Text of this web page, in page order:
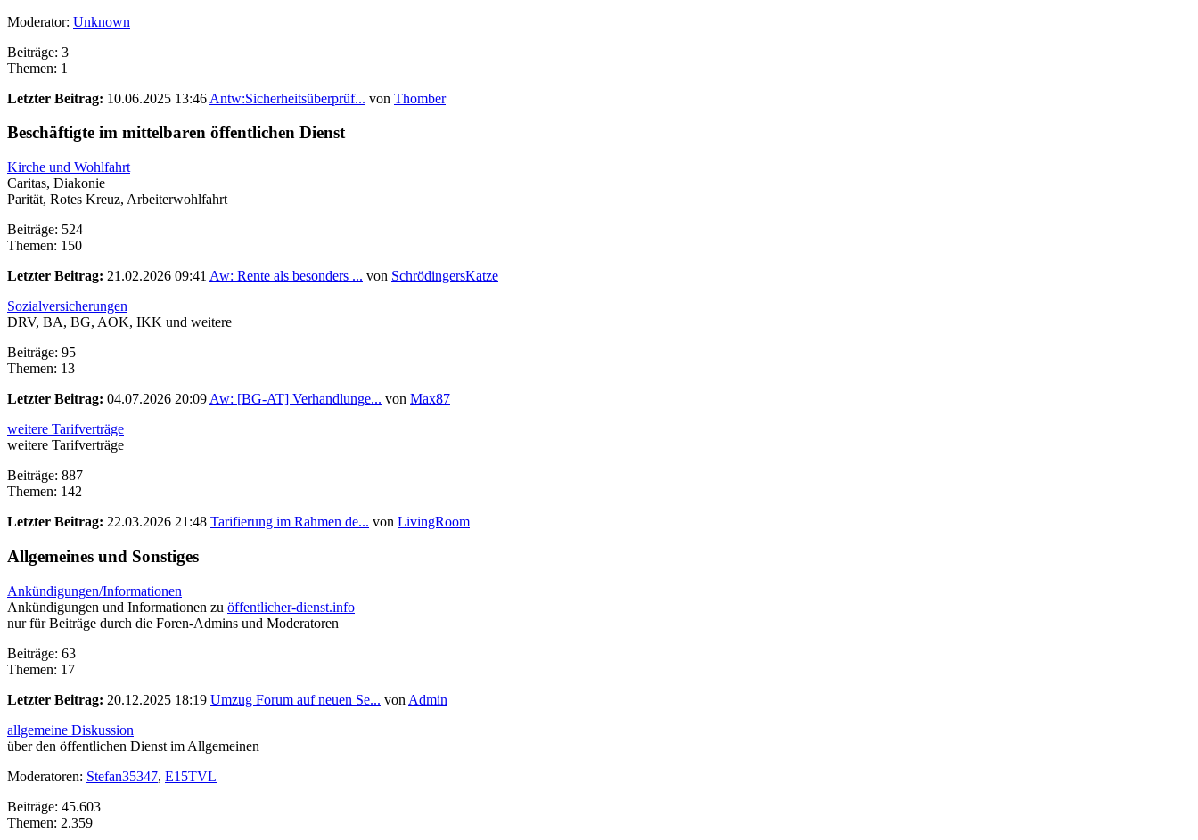
Moderator: Unknown
Beiträge: 3
Themen: 1
Letzter Beitrag: 10.06.2025 13:46 Antw:Sicherheitsüberprüf... von Thomber
Beschäftigte im mittelbaren öffentlichen Dienst
Kirche und Wohlfahrt
Caritas, Diakonie
Parität, Rotes Kreuz, Arbeiterwohlfahrt
Beiträge: 524
Themen: 150
Letzter Beitrag: 21.02.2026 09:41 Aw: Rente als besonders ... von SchrödingersKatze
Sozialversicherungen
DRV, BA, BG, AOK, IKK und weitere
Beiträge: 95
Themen: 13
Letzter Beitrag: 04.07.2026 20:09 Aw: [BG-AT] Verhandlunge... von Max87
weitere Tarifverträge
weitere Tarifverträge
Beiträge: 887
Themen: 142
Letzter Beitrag: 22.03.2026 21:48 Tarifierung im Rahmen de... von LivingRoom
Allgemeines und Sonstiges
Ankündigungen/Informationen
Ankündigungen und Informationen zu öffentlicher-dienst.info
nur für Beiträge durch die Foren-Admins und Moderatoren
Beiträge: 63
Themen: 17
Letzter Beitrag: 20.12.2025 18:19 Umzug Forum auf neuen Se... von Admin
allgemeine Diskussion
über den öffentlichen Dienst im Allgemeinen
Moderatoren: Stefan35347, E15TVL
Beiträge: 45.603
Themen: 2.359